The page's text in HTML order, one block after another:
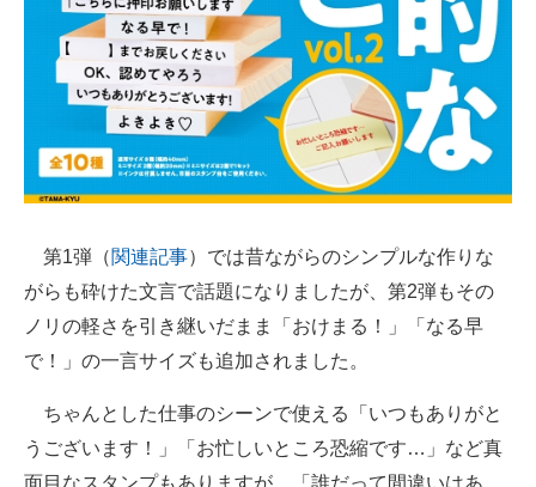
マーケ×ITの今がよく分かる
ITエンジニア向け専門サイト
企業向けIT製品の総合サイト
IT製品の技術・比較・事例
モノづくり技術者専門サイト
エレクトロニクス専門サイト
電子設計の基本と応用
エネルギーの専門メディア
建設×テクノロジーの最前線
第1弾（関連記事）では昔ながらのシンプルな作りな
がらも砕けた文言で話題になりましたが、第2弾もその
ノリの軽さを引き継いだまま「おけまる！」「なる早
で！」の一言サイズも追加されました。
ちゃんとした仕事のシーンで使える「いつもありがと
うございます！」「お忙しいところ恐縮です…」など真